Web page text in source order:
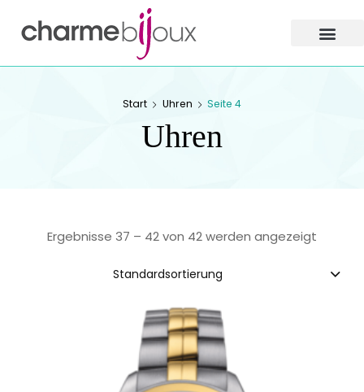
Bijoux
ZOFINGEN
Start Uhren Seite 4
Uhren
Ergebnisse 37 – 42 von 42 werden angezeigt
Standardsortierung